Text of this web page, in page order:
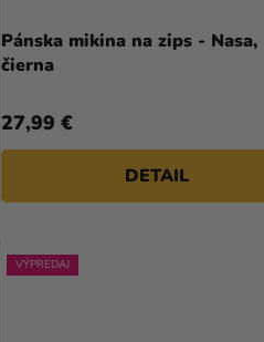
Pánska mikina na zips - Nasa,
čierna
27,99 €
DETAIL
VÝPREDAJ